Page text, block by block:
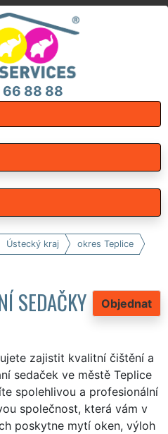
88 88
Ústecký kraj okres Teplice
Objednat
SEDAČKY
zajistit kvalitní čištění a
sedaček ve městě Teplice
spolehlivou a profesionální
společnost, která vám v
poskytne mytí oken, výloh